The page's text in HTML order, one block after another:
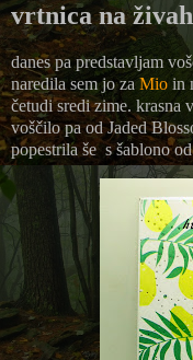
vrtnica na
danes pa predstavljam
naredila sem jo zaMio in
četudi sredi zime. krasna
voščilo pa od Jaded
popestrila še s šablono